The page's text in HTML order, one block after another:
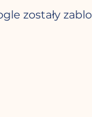
zostały